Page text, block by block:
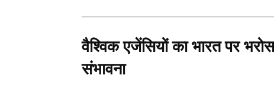
वैश्विक एजेंसियों का भारत पर
संभावना